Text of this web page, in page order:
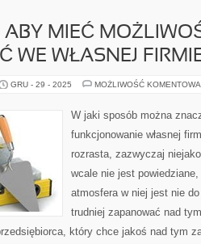
ABY MIEĆ
WE WŁASNEJ
GRU - 29 - 2025 MOŻLIWOŚĆ
W jaki sposób można
funkcjonowanie własnej
rozrasta, zazwyczaj
wcale nie jest
atmosfera w niej jest nie
trudniej zapanować nad
który chce jakoś nad tym